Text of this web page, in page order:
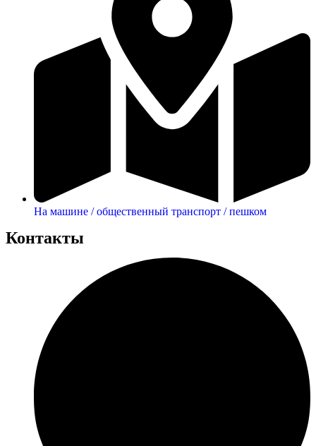
На машине / общественный транспорт / пешком
Контакты